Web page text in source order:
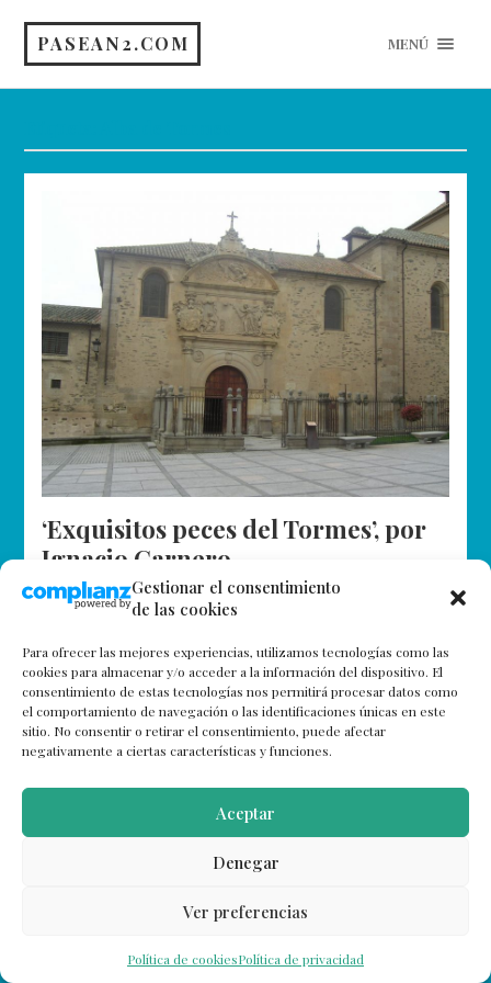
Gestionar el consentimiento
de las cookies
Para ofrecer las mejores experiencias, utilizamos tecnologías como las
cookies para almacenar y/o acceder a la información del dispositivo. El
consentimiento de estas tecnologías nos permitirá procesar datos como
el comportamiento de navegación o las identificaciones únicas en este
sitio. No consentir o retirar el consentimiento, puede afectar
negativamente a ciertas características y funciones.
Aceptar
Denegar
Ver preferencias
Política de cookiesPolítica de privacidad
PASEAN2.COM MENÚ
‘Exquisitos peces del Tormes’, por
Ignacio Carnero
Meterse en la boca del lobo es exponerse cualquier
persona, sin necesidad alguna, a un peligro cierto, de
la índole que sea. Es igual que cuando se dice,…